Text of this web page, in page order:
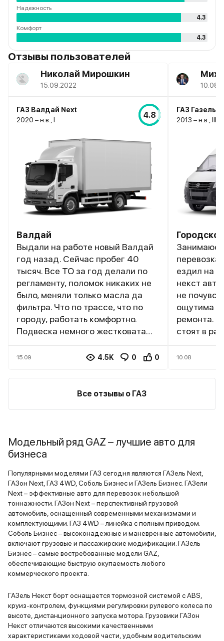
Надежность
4.3
Комфорт
4.3
Отзывы пользователей
Николай Мирошкин
15.09.2022
ГАЗ Валдай Next
2020 – н.в., I
4.8
Валдай
Выдали на работе новый Валдай
год назад. Сейчас пробег 40
тысяч. Все ТО за год делали по
регламенту, поломок никаких не
было, меняли только масла да
фильтра. Что по трассе, что по
городу, работать комфортно.
Подвеска немного жестковата
безкапотника. Из комфортных
кондей, полный электропакет. По
трассе ездить одно
15.09 4.5K 0 0
ГАЗ Газель
2013 – н.в., III
ездил на
некст
не
ощутима
ремонта.
стоят в
сам
прочная,
ничего не
дизель,
хватает,
полным
менял,
только
10.08
Все отзывы о ГАЗ
Модельный ряд GAZ – лучшие авто для
бизнеса
Популярными моделями ГАЗ сегодня являются ГАЗель Next,
ГАЗон Next, ГАЗ 4WD, Соболь Бизнес и ГАЗель Бизнес. ГАЗели
Next – эффективные авто для перевозок небольшой
тоннажности. ГАЗон Next – перспективный грузовой
автомобиль, оснащенный современными механизмами и
комплектующими. ГАЗ 4WD – линейка с полным приводом.
Соболь Бизнес – высоконадежные и маневренные автомобили,
включают грузовые и пассажирские модификации. ГАЗель
Бизнес – самые востребованные модели GAZ,
обеспечивающие быструю окупаемость любого
коммерческого проекта.
ГАЗель Некст борт оснащается тормозной системой с ABS,
круиз-контролем, функциями регулировки рулевого колеса по
высоте, дистанционного запуска мотора. Грузовики ГАЗон
Некст отличаются высокими качественными
характеристиками ходовой части, удобным водительским